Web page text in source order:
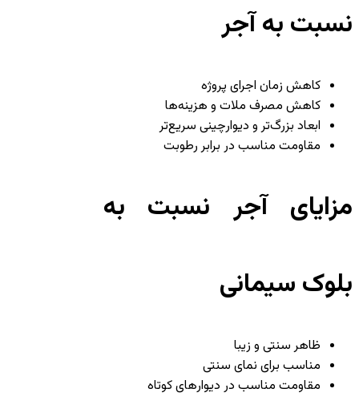
نسبت به آجر
کاهش زمان اجرای پروژه
کاهش مصرف ملات و هزینه‌ها
ابعاد بزرگ‌تر و دیوارچینی سریع‌تر
مقاومت مناسب در برابر رطوبت
مزایای آجر نسبت به
بلوک سیمانی
ظاهر سنتی و زیبا
مناسب برای نمای سنتی
مقاومت مناسب در دیوارهای کوتاه